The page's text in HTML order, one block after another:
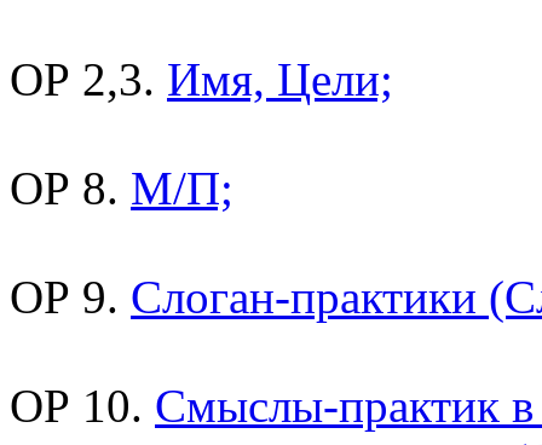
ОР 2,3. Имя, Цели;
ОР 8. М/П;
ОР 9. Слоган-практики
ОР 10. Смыслы-практик в